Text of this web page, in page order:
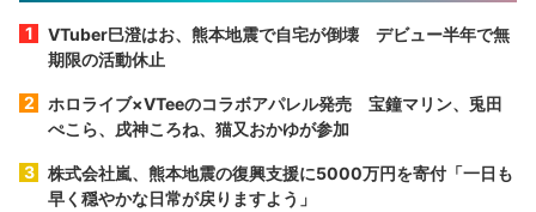
VTuber巳澄はお、熊本地震で自宅が倒壊 デビュー半年で無
期限の活動休止
ホロライブ×VTeeのコラボアパレル発売 宝鐘マリン、兎田
ぺこら、戌神ころね、猫又おかゆが参加
株式会社嵐、熊本地震の復興支援に5000万円を寄付「一日も
早く穏やかな日常が戻りますよう」